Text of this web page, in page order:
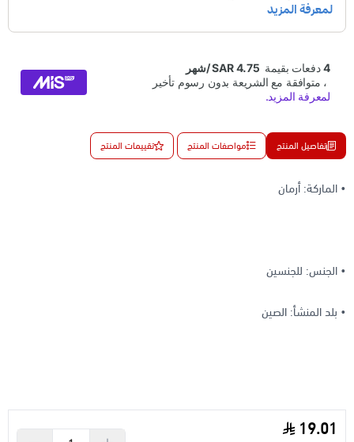
تفاصيل المنتج مواصفات المنتج تقييمات المنتج
• الماركة: أرمان
• الجنس: للجنسين
• بلد المنشأ: الصين
19.01